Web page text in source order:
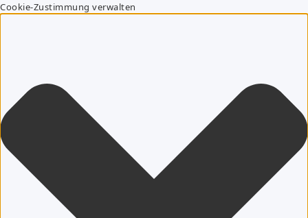
Cookie-Zustimmung verwalten